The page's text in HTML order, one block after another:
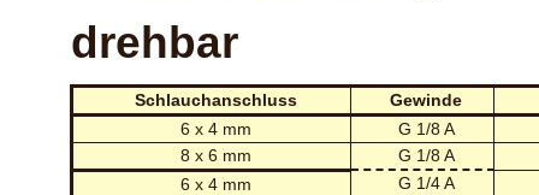
drehbar
Schlauchanschluss
Gewinde
6 x 4 mm
G 1/8 A
8 x 6 mm
G 1/8 A
6 x 4 mm
G 1/4 A